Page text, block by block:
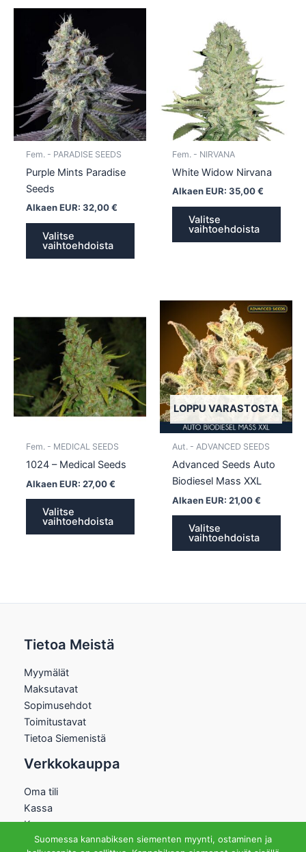
Fem. - PARADISE SEEDS
Purple Mints Paradise
Seeds
Alkaen EUR: 32,00€
Valitse
vaihtoehdoista
muunnelma.
Voit
tehdä
valinnat
Fem. - NIRVANA
White Widow Nirvana
Alkaen EUR: 35,00€
Valitse
vaihtoehdoista
Voit
Fem. - MEDICAL SEEDS
1024 – Medical Seeds
Alkaen EUR: 27,00€
Valitse
vaihtoehdoista
tuotteella
muunnelma.
Voit
tehdä
valinnat
LOPPU VARASTOSTA
Aut. - ADVANCED SEEDS
Advanced Seeds Auto
Biodiesel Mass XXL
Alkaen EUR: 21,00€
Valitse
vaihtoehdoista
Tällä
Voit
tehdä
Tietoa Meistä
Myymälät
Maksutavat
Sopimusehdot
Toimitustavat
Tietoa Siemenistä
Verkkokauppa
Oma tili
Kassa
Kauppa
Ostoskori
Suomessa kannabiksen siementen myynti, ostaminen ja